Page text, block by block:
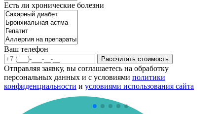
Есть ли хронические болезни
Ваш телефон
Рассчитать стоимость
Отправляя заявку, вы соглашаетесь на обработку
персональных данных и с условиями политики
конфиденциальности и условиями использования сайта